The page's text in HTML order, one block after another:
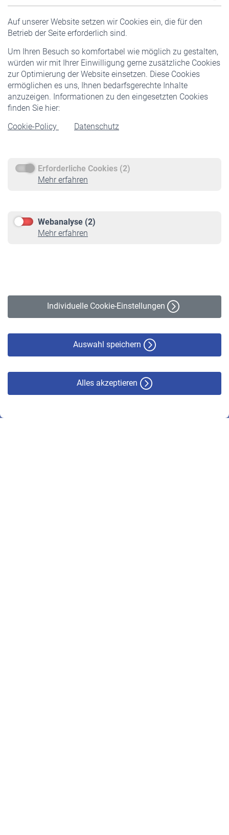
Auf unserer Website setzen wir Cookies ein, die für den
Betrieb der Seite erforderlich sind.
Um Ihren Besuch so komfortabel wie möglich zu gestalten,
würden wir mit Ihrer Einwilligung gerne zusätzliche Cookies
zur Optimierung der Website einsetzen. Diese Cookies
ermöglichen es uns, Ihnen bedarfsgerechte Inhalte
anzuzeigen. Informationen zu den eingesetzten Cookies
finden Sie hier:
Cookie-Policy
Datenschutz
Erforderliche Cookies (2)
Mehr erfahren
Webanalyse (2)
Mehr erfahren
Individuelle Cookie-Einstellungen
Auswahl speichern
Alles akzeptieren
Pflichtversicherung
Staatliche Förderung
Veranstaltungen
Rentner
Rentenbeginn
Rente beantragen
Service
Informationen
Online-Rechner
VBLnewsletter
Erklärung zur Barrierefreiheit
© VBL 2026